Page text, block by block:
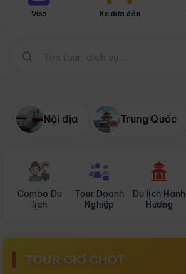
Visa Xe đưa đón
Nội địa Trung Quốc
Combo Du
lịch
Tour Doanh
Nghiệp
Du lịch Hành
Hương
TOUR GIỜ CHÓT